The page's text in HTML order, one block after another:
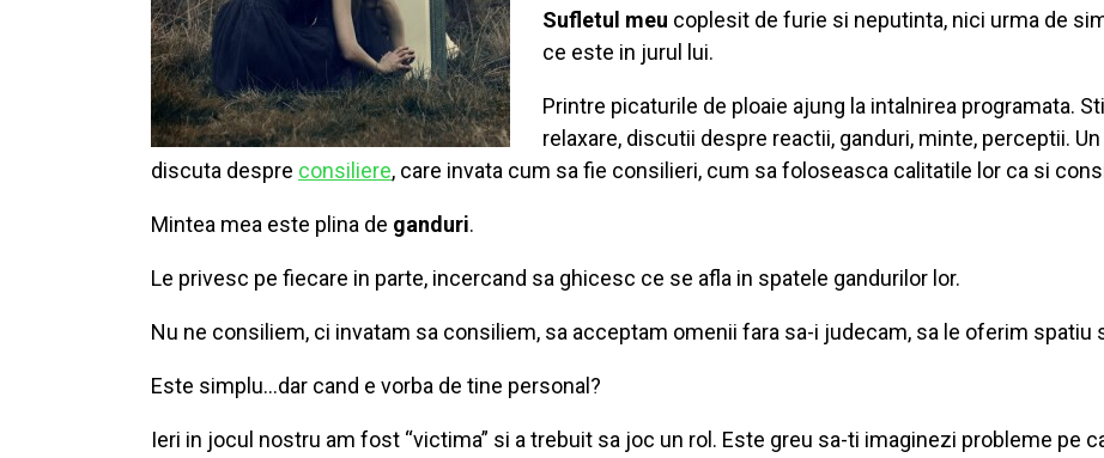
Sufletul meu coplesit de furie si neputinta, nici urma de
ce este in jurul lui.
Printre picaturile de ploaie ajung la intalnirea programata.
relaxare, discutii despre reactii, ganduri, minte, perceptii.
discuta despre consiliere, care invata cum sa fie consilieri, cum sa foloseasca calitatile lor ca si
Mintea mea este plina de ganduri.
Le privesc pe fiecare in parte, incercand sa ghicesc ce se afla in spatele gandurilor lor.
Nu ne consiliem, ci invatam sa consiliem, sa acceptam omenii fara sa-i judecam, sa le oferim spatiu
Este simplu…dar cand e vorba de tine personal?
Ieri in jocul nostru am fost “victima” si a trebuit sa joc un rol. Este greu sa-ti imaginezi probleme pe